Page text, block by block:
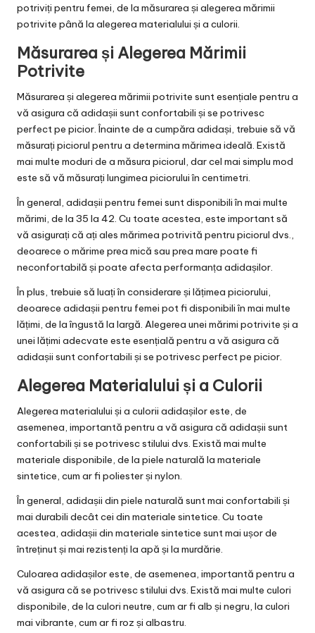
potriviți pentru femei, de la măsurarea și alegerea mărimii
potrivite până la alegerea materialului și a culorii.
Măsurarea și Alegerea Mărimii
Potrivite
Măsurarea și alegerea mărimii potrivite sunt esențiale pentru a
vă asigura că adidașii sunt confortabili și se potrivesc
perfect pe picior. Înainte de a cumpăra adidași, trebuie să vă
măsurați piciorul pentru a determina mărimea ideală. Există
mai multe moduri de a măsura piciorul, dar cel mai simplu mod
este să vă măsurați lungimea piciorului în centimetri.
În general, adidașii pentru femei sunt disponibili în mai multe
mărimi, de la 35 la 42. Cu toate acestea, este important să
vă asigurați că ați ales mărimea potrivită pentru piciorul dvs.,
deoarece o mărime prea mică sau prea mare poate fi
neconfortabilă și poate afecta performanța adidașilor.
În plus, trebuie să luați în considerare și lățimea piciorului,
deoarece adidașii pentru femei pot fi disponibili în mai multe
lățimi, de la îngustă la largă. Alegerea unei mărimi potrivite și a
unei lățimi adecvate este esențială pentru a vă asigura că
adidașii sunt confortabili și se potrivesc perfect pe picior.
Alegerea Materialului și a Culorii
Alegerea materialului și a culorii adidașilor este, de
asemenea, importantă pentru a vă asigura că adidașii sunt
confortabili și se potrivesc stilului dvs. Există mai multe
materiale disponibile, de la piele naturală la materiale
sintetice, cum ar fi poliester și nylon.
În general, adidașii din piele naturală sunt mai confortabili și
mai durabili decât cei din materiale sintetice. Cu toate
acestea, adidașii din materiale sintetice sunt mai ușor de
întreținut și mai rezistenți la apă și la murdărie.
Culoarea adidașilor este, de asemenea, importantă pentru a
vă asigura că se potrivesc stilului dvs. Există mai multe culori
disponibile, de la culori neutre, cum ar fi alb și negru, la culori
mai vibrante, cum ar fi roz și albastru.